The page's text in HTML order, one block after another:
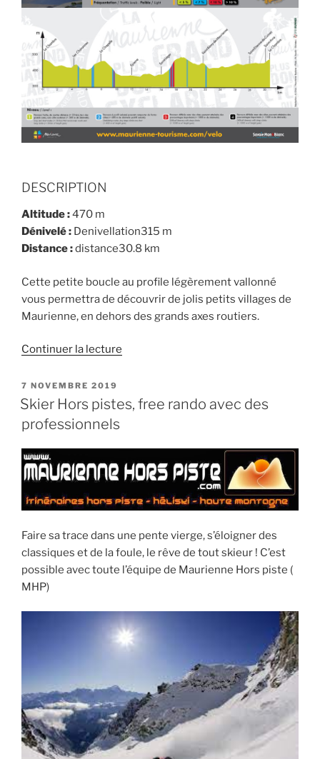
DESCRIPTION
Altitude :470 m
Dénivelé : Denivellation315 m
Distance :distance30.8 km
Cette petite boucle au profile légèrement vallonné
vous permettra de découvrir de jolis petits villages de
Maurienne, en dehors des grands axes routiers.
Continuer la lecture
LA
–
LA
CHAMBRE »
PUBLIÉ
LE
7 NOVEMBRE 2019
Skier Hors pistes, free rando avec des
professionnels
Faire sa trace dans une pente vierge, s’éloigner des
classiques et de la foule, le rêve de tout skieur ! C’est
possible avec toute l’équipe de Maurienne Hors piste (
MHP)